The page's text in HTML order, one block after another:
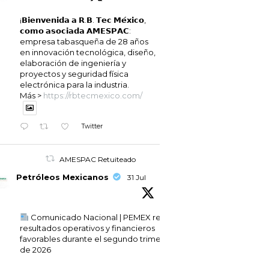
¡𝗕𝗶𝗲𝗻𝘃𝗲𝗻𝗶𝗱𝗮 𝗮 𝗥.𝗕. 𝗧𝗲𝗰 𝗠𝗲́𝘅𝗶𝗰𝗼,
𝗰𝗼𝗺𝗼 𝗮𝘀𝗼𝗰𝗶𝗮𝗱𝗮 𝗔𝗠𝗘𝗦𝗣𝗔𝗖:
empresa tabasqueña de 28 años
en innovación tecnológica, diseño,
elaboración de ingeniería y
proyectos y seguridad física
electrónica para la industria.
Más > https://rbtecmexico.com/
Twitter
AMESPAC Retuiteado
Petróleos Mexicanos 31 Jul
Comunicado Nacional | PEMEX registra
resultados operativos y financieros
favorables durante el segundo trimestre
de 2026